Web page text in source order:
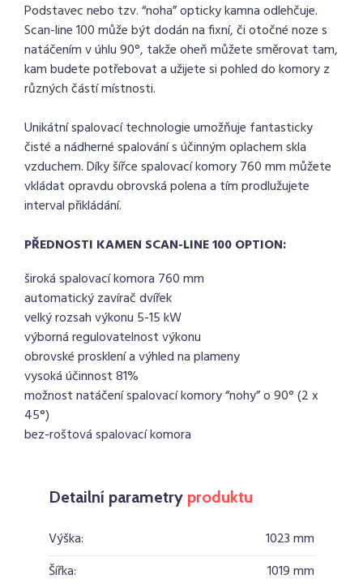
Podstavec nebo tzv. “noha” opticky kamna odlehčuje.
Scan-line 100 může být dodán na fixní, či otočné noze s
natáčením v úhlu 90°, takže oheň můžete směrovat tam,
kam budete potřebovat a užijete si pohled do komory z
různých částí místnosti.
Unikátní spalovací technologie umožňuje fantasticky
čisté a nádherné spalování s účinným oplachem skla
vzduchem. Díky šířce spalovací komory 760 mm můžete
vkládat opravdu obrovská polena a tím prodlužujete
interval přikládání.
PŘEDNOSTI KAMEN SCAN-LINE 100 OPTION:
široká spalovací komora 760 mm
automatický zavírač dvířek
velký rozsah výkonu 5-15 kW
výborná regulovatelnost výkonu
obrovské prosklení a výhled na plameny
vysoká účinnost 81%
možnost natáčení spalovací komory “nohy” o 90° (2 x
45°)
bez-roštová spalovací komora
Detailní parametry produktu
Výška:
1023 mm
Šířka:
1019 mm